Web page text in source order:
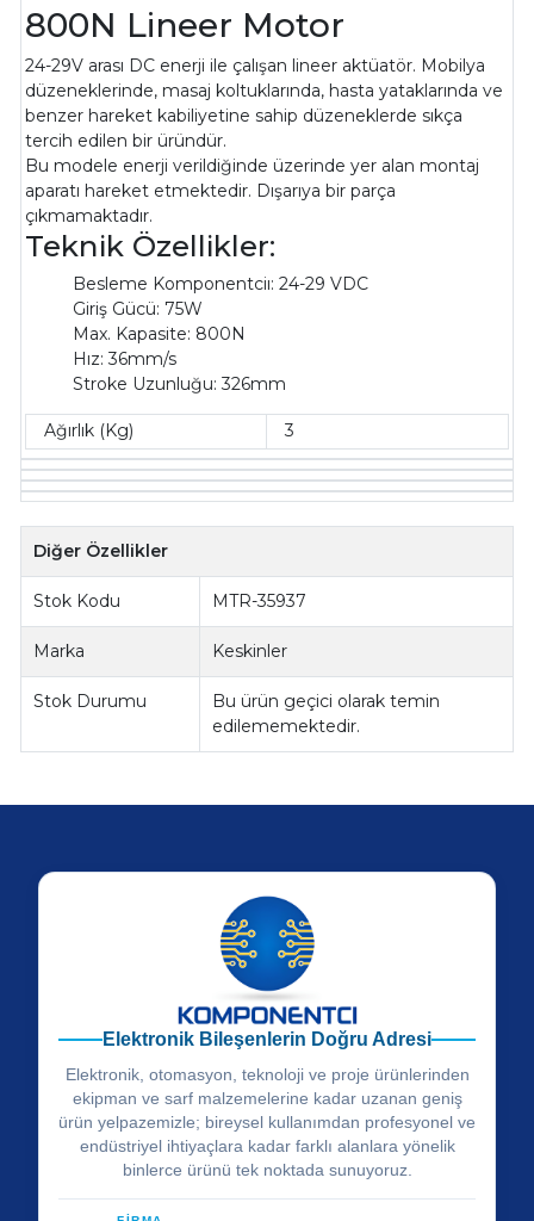
800N Lineer Motor
24-29V arası DC enerji ile çalışan lineer aktüatör. Mobilya
düzeneklerinde, masaj koltuklarında, hasta yataklarında ve
benzer hareket kabiliyetine sahip düzeneklerde sıkça
tercih edilen bir üründür.
Bu modele enerji verildiğinde üzerinde yer alan montaj
aparatı hareket etmektedir. Dışarıya bir parça
çıkmamaktadır.
Teknik Özellikler:
Besleme Komponentciı: 24-29 VDC
Giriş Gücü: 75W
Max. Kapasite: 800N
Hız: 36mm/s
Stroke Uzunluğu: 326mm
Ağırlık (Kg) 3
Diğer Özellikler
Stok Kodu MTR-35937
Marka Keskinler
Stok Durumu
Bu ürün geçici olarak temin
edilememektedir.
Elektronik Bileşenlerin Doğru Adresi
Elektronik, otomasyon, teknoloji ve proje ürünlerinden
ekipman ve sarf malzemelerine kadar uzanan geniş
ürün yelpazemizle; bireysel kullanımdan profesyonel ve
endüstriyel ihtiyaçlara kadar farklı alanlara yönelik
binlerce ürünü tek noktada sunuyoruz.